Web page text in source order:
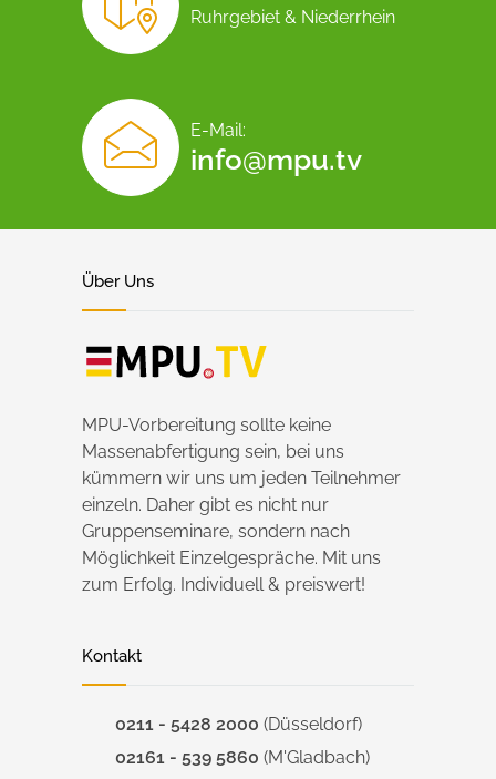
Ruhrgebiet & Niederrhein
E-Mail:
info@mpu.tv
Über Uns
MPU-Vorbereitung sollte keine
Massenabfertigung sein, bei uns
kümmern wir uns um jeden Teilnehmer
einzeln. Daher gibt es nicht nur
Gruppenseminare, sondern nach
Möglichkeit Einzelgespräche. Mit uns
zum Erfolg. Individuell & preiswert!
Kontakt
0211 - 5428 2000 (Düsseldorf)
02161 - 539 5860 (M'Gladbach)